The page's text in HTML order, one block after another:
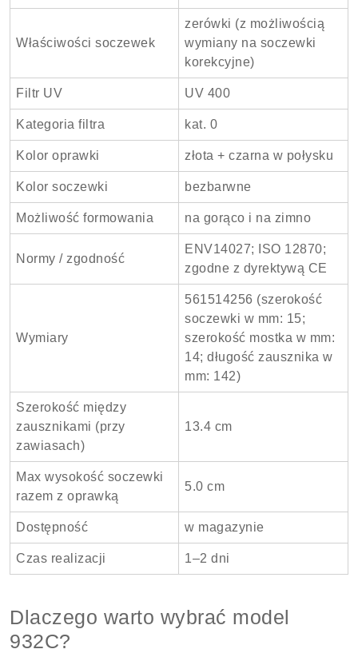
Właściwości soczewek
zerówki (z możliwością
wymiany na soczewki
korekcyjne)
Filtr UV UV 400
Kategoria filtra kat. 0
Kolor oprawki złota + czarna w połysku
Kolor soczewki bezbarwne
Możliwość formowania na gorąco i na zimno
Normy / zgodność
ENV14027; ISO 12870;
zgodne z dyrektywą CE
Wymiary
561514256 (szerokość
soczewki w mm: 15;
szerokość mostka w mm:
14; długość zausznika w
mm: 142)
Szerokość między
zausznikami (przy
zawiasach)
13.4 cm
Max wysokość soczewki
razem z oprawką
5.0 cm
Dostępność w magazynie
Czas realizacji 1–2 dni
Dlaczego warto wybrać model
932C?